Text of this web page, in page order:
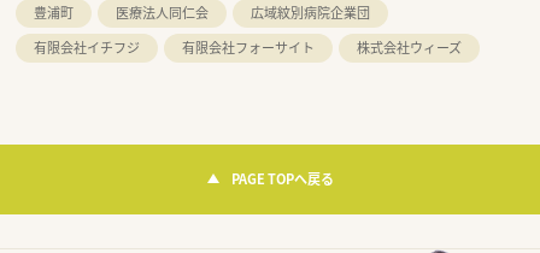
豊浦町
医療法人同仁会
広域紋別病院企業団
有限会社イチフジ
有限会社フォーサイト 株式会社ウィーズ
PAGE TOPへ戻る